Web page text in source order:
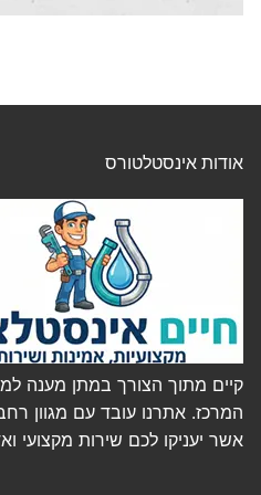
אודות אינסטלטורס
קיים מתוך הצורך במתן מענה
המרכז. אתרנו עובד עם מגוון
אשר יעניקו לכם שירות מקצועי